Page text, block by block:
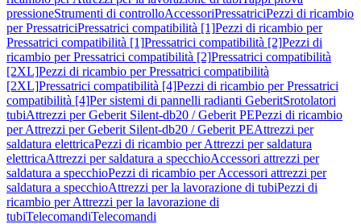
pressioneStrumenti di controlloAccessoriPressatriciPezzi di ricambio
per PressatriciPressatrici compatibilità [1]Pezzi di ricambio per
Pressatrici compatibilità [1]Pressatrici compatibilità [2]Pezzi di
ricambio per Pressatrici compatibilità [2]Pressatrici compatibilità
[2XL]Pezzi di ricambio per Pressatrici compatibilità
[2XL]Pressatrici compatibilità [4]Pezzi di ricambio per Pressatrici
compatibilità [4]Per sistemi di pannelli radianti GeberitSrotolatori
tubiAttrezzi per Geberit Silent-db20 / Geberit PEPezzi di ricambio
per Attrezzi per Geberit Silent-db20 / Geberit PEAttrezzi per
saldatura elettricaPezzi di ricambio per Attrezzi per saldatura
elettricaAttrezzi per saldatura a specchioAccessori attrezzi per
saldatura a specchioPezzi di ricambio per Accessori attrezzi per
saldatura a specchioAttrezzi per la lavorazione di tubiPezzi di
ricambio per Attrezzi per la lavorazione di
tubiTelecomandiTelecomandi